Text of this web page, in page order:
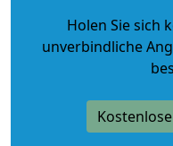
Holen Sie sich
unverbindliche